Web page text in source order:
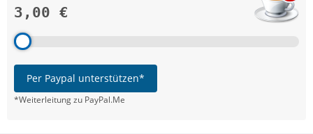
3,00 €
Per Paypal unterstützen*
*Weiterleitung zu PayPal.Me